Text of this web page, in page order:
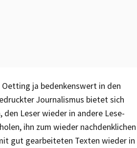
Oetting ja bedenkenswert in den
Journalismus bietet sich
den Leser wieder in andere Lese-
ihn zum wieder nachdenklichen
gut gearbeiteten Texten wieder in